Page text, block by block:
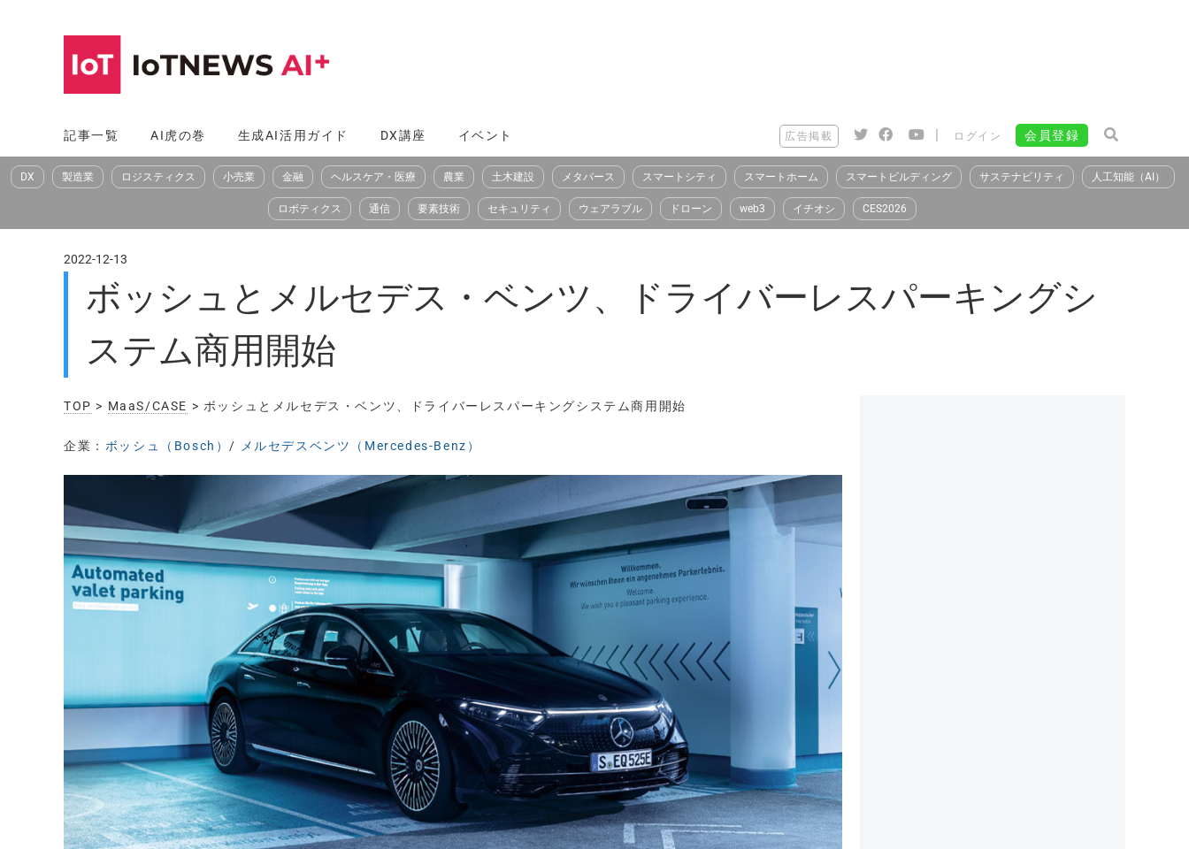
へ
ス
記事一覧 AI虎の巻 生成AI活用ガイド DX講座 イベント 広告掲載 | ログイン 会員登録
DX 製造業 ロジスティクス 小売業 金融 ヘルスケア・医療 農業 土木建設 メタバース スマートシティ スマートホーム スマートビルディング サステナビリティ 人工知能（AI）
ロボティクス 通信 要素技術 セキュリティ ウェアラブル ドローン web3 イチオシ CES2026
2022-12-13
ボッシュとメルセデス・ベンツ、ドライバーレスパーキングシ
ステム商用開始
TOP > MaaS/CASE > ボッシュとメルセデス・ベンツ、ドライバーレスパーキングシステム商用開始
企業： ボッシュ（Bosch） / メルセデスベンツ（Mercedes-Benz）